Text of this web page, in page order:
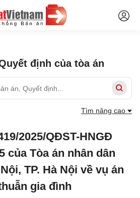
định của tòa án
Tìm nâng cao
2025/QĐST-HNGĐ
của Tòa án nhân dân
TP. Hà Nội về vụ án
gia đình